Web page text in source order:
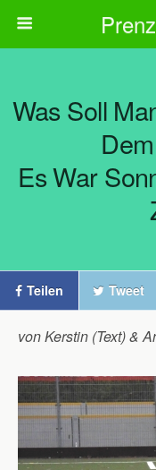
Was Soll
Es War
Teilen Tweet
von Kerstin (Text) &